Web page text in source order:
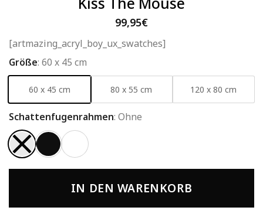
99,95€
[artmazing_acryl_boy_ux_swatches]
Größe: 60 x 45 cm
60 x 45 cm 80 x 55 cm 120 x 80 cm
Schattenfugenrahmen: Ohne
IN DEN WARENKORB